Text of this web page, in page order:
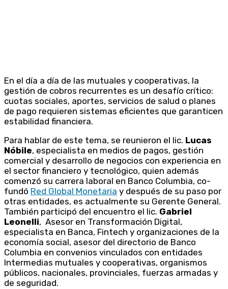
En el día a día de las mutuales y cooperativas, la
gestión de cobros recurrentes es un desafío crítico:
cuotas sociales, aportes, servicios de salud o planes
de pago requieren sistemas eficientes que garanticen
estabilidad financiera.
Para hablar de este tema, se reunieron el lic. Lucas
Nóbile, especialista en medios de pagos, gestión
comercial y desarrollo de negocios con experiencia en
el sector financiero y tecnológico, quien además
comenzó su carrera laboral en Banco Columbia, co-
fundó Red Global Monetaria y después de su paso por
otras entidades, es actualmente su Gerente General.
También participó del encuentro el lic. Gabriel
Leonelli, Asesor en Transformación Digital,
especialista en Banca, Fintech y organizaciones de la
economía social, asesor del directorio de Banco
Columbia en convenios vinculados con entidades
Intermedias mutuales y cooperativas, organismos
públicos, nacionales, provinciales, fuerzas armadas y
de seguridad.